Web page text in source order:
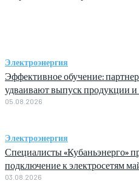
Электроэнергия
Эффективное обучение:
удваивают выпуск продукции
05.08.2026
Электроэнергия
Специалисты «Кубаньэнерго»
подключение к электросетям
03.08.2026